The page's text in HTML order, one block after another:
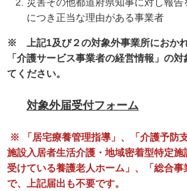
につき正当な理由がある事業者
※ 上記1及び２の対象外事業所におか
「介護サービス事業者の経営情報」の
てください。
対象外届受付フォーム
※ 「居宅療養管理指導」、「介護予防
施設入居者生活介護・地域密着型特定
受けている養護老人ホーム」、「総合
で、上記届出も不要です。